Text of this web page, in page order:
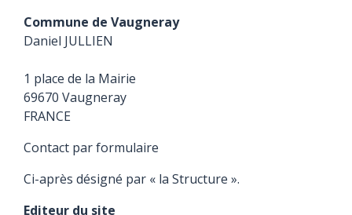
Commune de Vaugneray
Daniel JULLIEN
1 place de la Mairie
69670 Vaugneray
FRANCE
Contact par formulaire
Ci-après désigné par « la Structure ».
Editeur du site